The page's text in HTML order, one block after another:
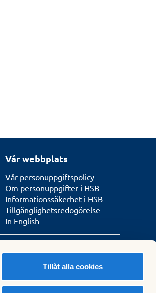
Tillåt alla cookies
Vår webbplats
Vår personuppgiftspolicy
Om personuppgifter i HSB
Informationssäkerhet i HSB
Tillgänglighetsredogörelse
In English